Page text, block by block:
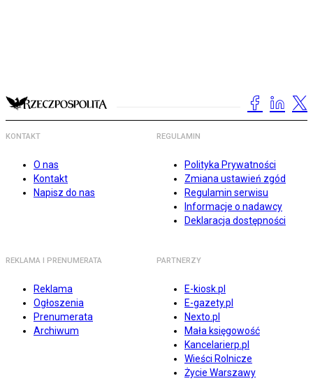
KONTAKT
O nas
Kontakt
Napisz do nas
REGULAMIN
Polityka Prywatności
Zmiana ustawień zgód
Regulamin serwisu
Informacje o nadawcy
Deklaracja dostępności
REKLAMA I PRENUMERATA
Reklama
Ogłoszenia
Prenumerata
Archiwum
PARTNERZY
E-kiosk.pl
E-gazety.pl
Nexto.pl
Mała księgowość
Kancelarierp.pl
Wieści Rolnicze
Życie Warszawy